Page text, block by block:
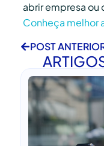
abrir empresa ou
Conheça melhor
POST